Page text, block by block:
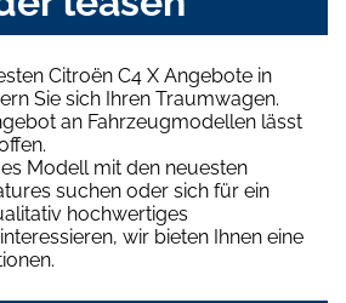
Citroën C4 X Angebote in
Sie sich Ihren Traumwagen.
an Fahrzeugmodellen lässt
Modell mit den neuesten
suchen oder sich für ein
hochwertiges
wir bieten Ihnen eine